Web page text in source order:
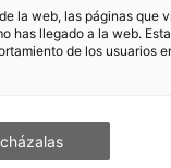
otorgando.
convocatorias
declaración
que continúa
la web, las páginas que
has llegado a la web. Esta
de los usuarios